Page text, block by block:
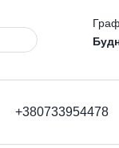
+380733954478